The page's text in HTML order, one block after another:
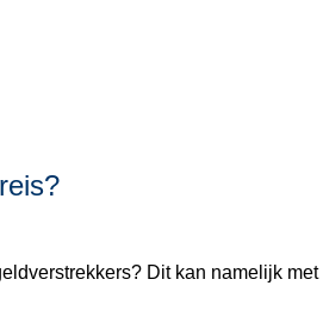
Dit kan namelijk met